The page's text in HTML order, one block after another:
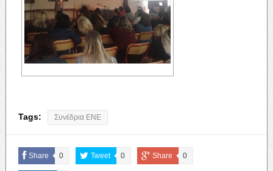
Tags: Συνέδρια ΕΝΕ
Share 0 Tweet 0 Share 0